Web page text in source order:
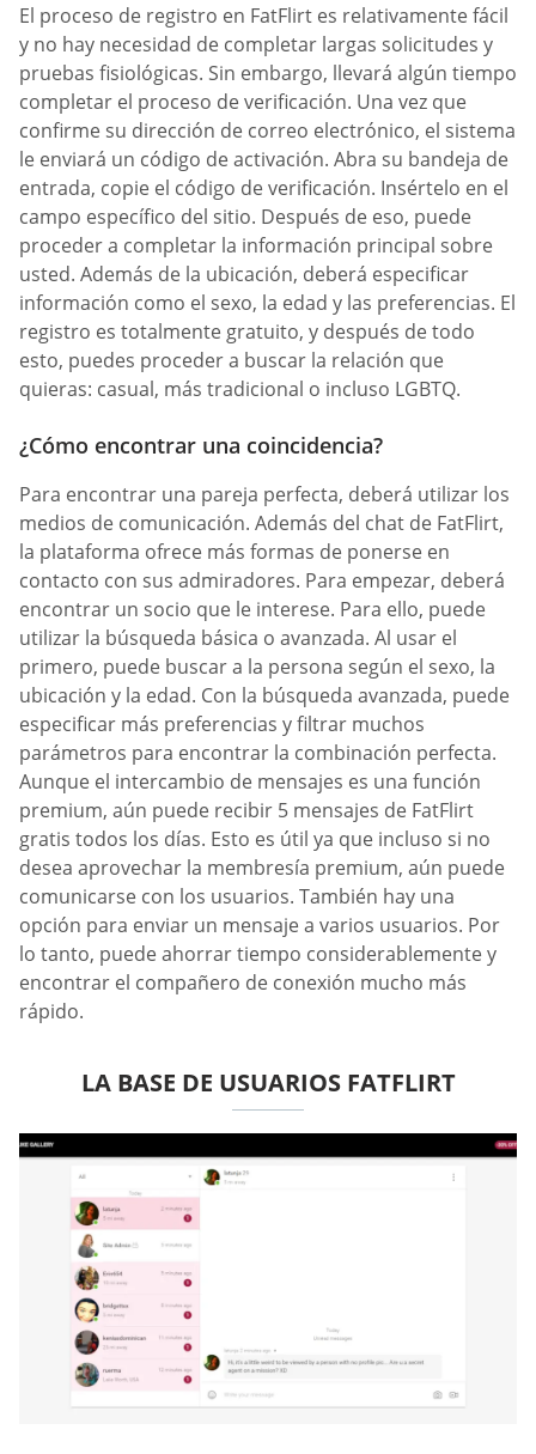
El proceso de registro en FatFlirt es relativamente fácil
y no hay necesidad de completar largas solicitudes y
pruebas fisiológicas. Sin embargo, llevará algún tiempo
completar el proceso de verificación. Una vez que
confirme su dirección de correo electrónico, el sistema
le enviará un código de activación. Abra su bandeja de
entrada, copie el código de verificación. Insértelo en el
campo específico del sitio. Después de eso, puede
proceder a completar la información principal sobre
usted. Además de la ubicación, deberá especificar
información como el sexo, la edad y las preferencias. El
registro es totalmente gratuito, y después de todo
esto, puedes proceder a buscar la relación que
quieras: casual, más tradicional o incluso LGBTQ.
¿Cómo encontrar una coincidencia?
Para encontrar una pareja perfecta, deberá utilizar los
medios de comunicación. Además del chat de FatFlirt,
la plataforma ofrece más formas de ponerse en
contacto con sus admiradores. Para empezar, deberá
encontrar un socio que le interese. Para ello, puede
utilizar la búsqueda básica o avanzada. Al usar el
primero, puede buscar a la persona según el sexo, la
ubicación y la edad. Con la búsqueda avanzada, puede
especificar más preferencias y filtrar muchos
parámetros para encontrar la combinación perfecta.
Aunque el intercambio de mensajes es una función
premium, aún puede recibir 5 mensajes de FatFlirt
gratis todos los días. Esto es útil ya que incluso si no
desea aprovechar la membresía premium, aún puede
comunicarse con los usuarios. También hay una
opción para enviar un mensaje a varios usuarios. Por
lo tanto, puede ahorrar tiempo considerablemente y
encontrar el compañero de conexión mucho más
rápido.
LA BASE DE USUARIOS FATFLIRT